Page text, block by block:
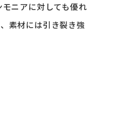
ニアに対しても優れ
素材には引き裂き強